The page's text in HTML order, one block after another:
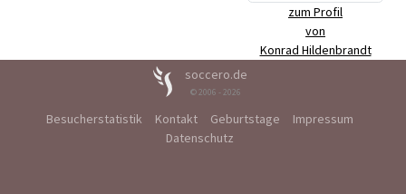
zum Profil
von
Konrad Hildenbrandt
soccero.de
© 2006 - 2026
Besucherstatistik Kontakt Geburtstage
Impressum
Datenschutz